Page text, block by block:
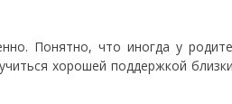
Понятно, что иногда у
хорошей поддержкой